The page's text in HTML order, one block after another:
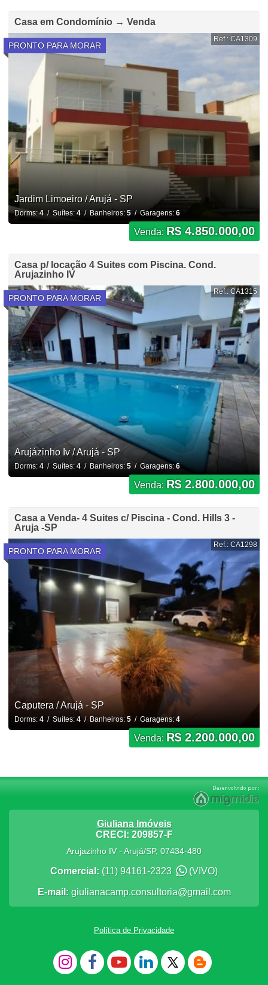
Casa em Condomínio → Venda
PRONTO PARA MORAR
Ref.: CA1309
Jardim Limoeiro / Arujá - SP
Dorms: 4/ Suítes: 4/ Banheiros: 5/ Garagens: 6
Venda: R$ 4.850.000,00
Casa p/ locação 4 Suites com Piscina. Cond.
Arujazinho IV
PRONTO PARA MORAR
Ref.: CA1315
Arujázinho Iv / Arujá - SP
Dorms: 4/ Suítes: 4/ Banheiros: 5/ Garagens:6
Venda: R$ 2.800.000,00
Casa a Venda- 4 Suites c/ Piscina - Cond. Hills 3 -
Aruja -SP
PRONTO PARA MORAR
Ref.: CA1298
Caputera / Arujá - SP
Dorms: 4/ Suítes: 4/ Banheiros: 5/ Garagens: 4
Venda: R$ 2.200.000,00
Giuliana Imóveis
CRECI: 209857-F
Arujazinho IV-Arujá/SP, 07434-480
Comercial: (11) 94161-2323 (VIVO)
E-mail: giulianacamp.consultoria@gmail.com
Política de Privacidade